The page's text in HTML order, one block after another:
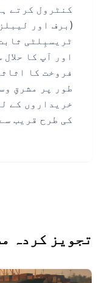
کنٹرول کرتے
(برف اور
ٹریسبِلٹی
اور آپ کا
فروخت کا
طور پر مشرقِ
خریداروں کے
کی طرح قریب
تجویز کردہ